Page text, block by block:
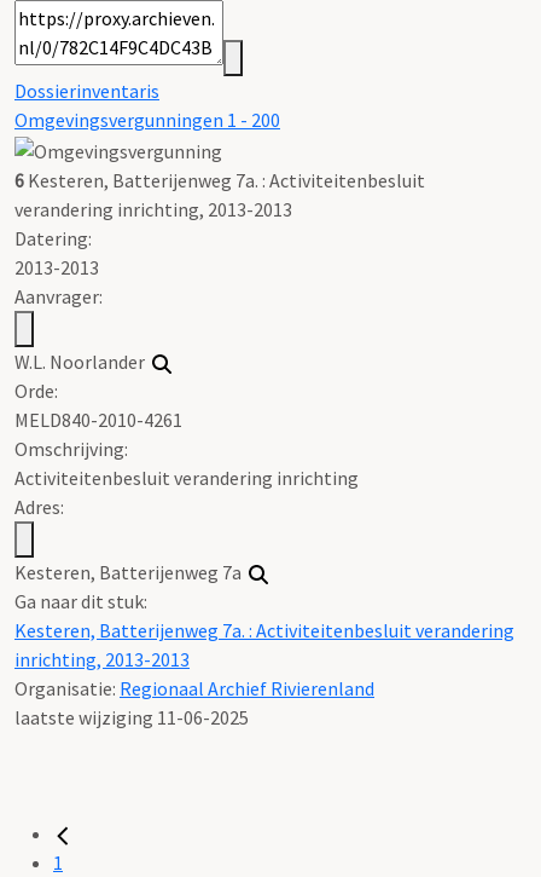
Dossierinventaris
Omgevingsvergunningen 1 - 200
6 Kesteren, Batterijenweg 7a. : Activiteitenbesluit
verandering inrichting, 2013-2013
Datering:
2013-2013
Aanvrager:
W.L. Noorlander
Orde:
MELD840-2010-4261
Omschrijving:
Activiteitenbesluit verandering inrichting
Adres:
Kesteren, Batterijenweg 7a
Ga naar dit stuk:
Kesteren, Batterijenweg 7a. : Activiteitenbesluit verandering
inrichting, 2013-2013
Organisatie: Regionaal Archief Rivierenland
laatste wijziging 11-06-2025
1